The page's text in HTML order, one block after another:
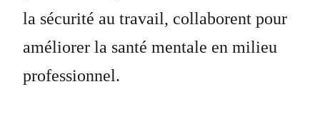
la sécurité au travail, collaborent pour
améliorer la santé mentale en milieu
professionnel.